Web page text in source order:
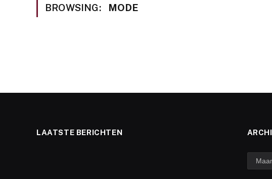
BROWSING: MODE
LAATSTE BERICHTEN
archief